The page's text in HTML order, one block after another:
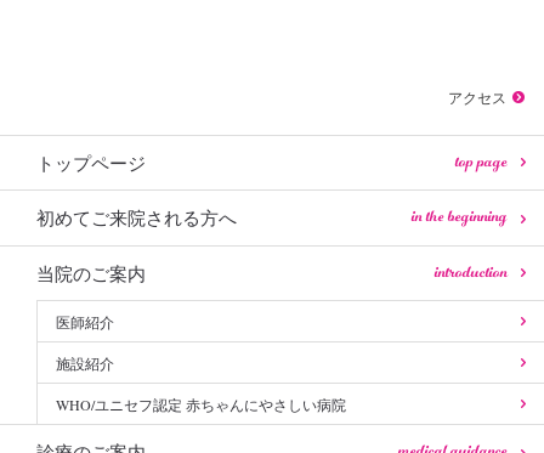
アクセス
トップページ top page
初めてご来院される方へ in the beginning
当院のご案内 introduction
医師紹介
施設紹介
WHO/ユニセフ認定 赤ちゃんにやさしい病院